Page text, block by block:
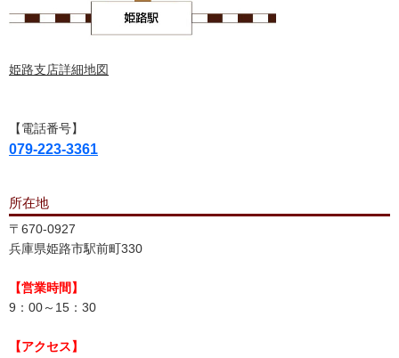
姫路支店詳細地図
【電話番号】
079-223-3361
所在地
〒670-0927
兵庫県姫路市駅前町330
【営業時間】
9：00～15：30
【アクセス】